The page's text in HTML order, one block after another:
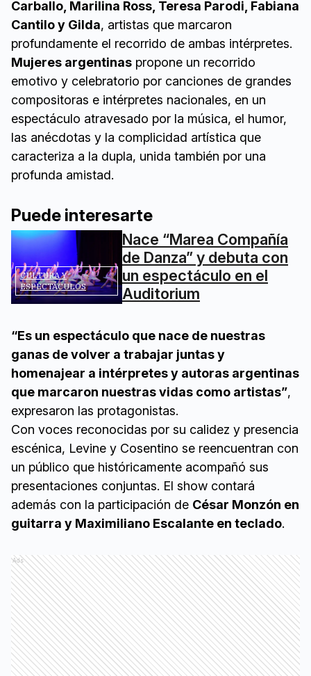
Carballo, Marilina Ross, Teresa Parodi, Fabiana
Cantilo y Gilda, artistas que marcaron
profundamente el recorrido de ambas intérpretes.
Mujeres argentinas propone un recorrido
emotivo y celebratorio por canciones de grandes
compositoras e intérpretes nacionales, en un
espectáculo atravesado por la música, el humor,
las anécdotas y la complicidad artística que
caracteriza a la dupla, unida también por una
profunda amistad.
Puede interesarte
CULTURA Y
ESPECTÁCULOS
Nace “Marea Compañía
de Danza” y debuta con
un espectáculo en el
Auditorium
“Es un espectáculo que nace de nuestras
ganas de volver a trabajar juntas y
homenajear a intérpretes y autoras argentinas
que marcaron nuestras vidas como artistas”,
expresaron las protagonistas.
Con voces reconocidas por su calidez y presencia
escénica, Levine y Cosentino se reencuentran con
un público que históricamente acompañó sus
presentaciones conjuntas. El show contará
además con la participación de César Monzón en
guitarra y Maximiliano Escalante en teclado.
Ads